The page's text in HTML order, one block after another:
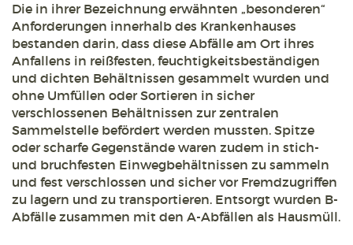
Die in ihrer Bezeichnung erwähnten „besonderen“
Anforderungen innerhalb des Krankenhauses
bestanden darin, dass diese Abfälle am Ort ihres
Anfallens in reißfesten, feuchtigkeitsbeständigen
und dichten Behältnissen gesammelt wurden und
ohne Umfüllen oder Sortieren in sicher
verschlossenen Behältnissen zur zentralen
Sammelstelle befördert werden mussten. Spitze
oder scharfe Gegenstände waren zudem in stich-
und bruchfesten Einwegbehältnissen zu sammeln
und fest verschlossen und sicher vor Fremdzugriffen
zu lagern und zu transportieren. Entsorgt wurden B-
Abfälle zusammen mit den A-Abfällen als Hausmüll.